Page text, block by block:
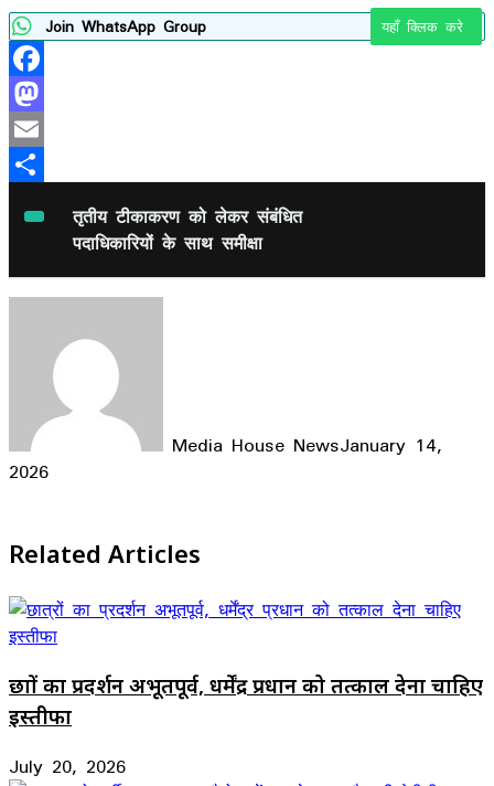
Join WhatsApp Group यहाँ क्लिक करे
Facebook
Mastodon
Email
Share
तृतीय टीकाकरण को लेकर संबंधित
पदाधिकारियों के साथ समीक्षा
Media House NewsJanuary 14,
2026
Related Articles
छात्रों का प्रदर्शन अभूतपूर्व, धर्मेंद्र प्रधान को तत्काल देना चाहिए
इस्तीफा
July 20, 2026